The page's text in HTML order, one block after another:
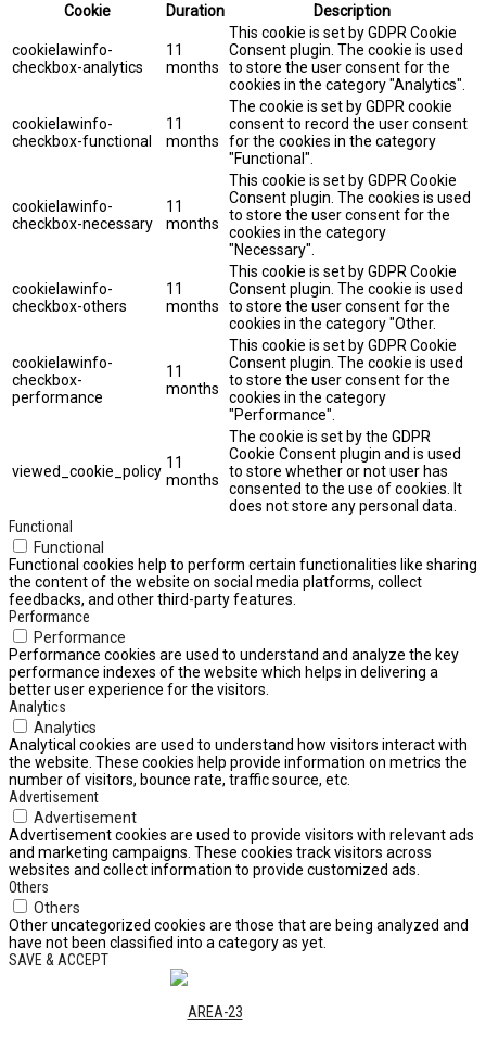
Cookie
Duration Description
cookielawinfo-
checkbox-analytics
11
months
This cookie is set by GDPR Cookie
Consent plugin. The cookie is used
to store the user consent for the
cookies in the category "Analytics".
cookielawinfo-
checkbox-functional
11
months
The cookie is set by GDPR cookie
consent to record the user consent
for the cookies in the category
"Functional".
cookielawinfo-
checkbox-necessary
11
months
This cookie is set by GDPR Cookie
Consent plugin. The cookies is used
to store the user consent for the
cookies in the category
"Necessary".
cookielawinfo-
checkbox-others
11
months
This cookie is set by GDPR Cookie
Consent plugin. The cookie is used
to store the user consent for the
cookies in the category "Other.
cookielawinfo-
checkbox-
performance
11
months
This cookie is set by GDPR Cookie
Consent plugin. The cookie is used
to store the user consent for the
cookies in the category
"Performance".
viewed_cookie_policy 11
months
The cookie is set by the GDPR
Cookie Consent plugin and is used
to store whether or not user has
consented to the use of cookies. It
does not store any personal data.
Functional
Functional
Functional cookies help to perform certain functionalities like sharing
the content of the website on social media platforms, collect
feedbacks, and other third-party features.
Performance
Performance
Performance cookies are used to understand and analyze the key
performance indexes of the website which helps in delivering a
better user experience for the visitors.
Analytics
Analytics
Analytical cookies are used to understand how visitors interact with
the website. These cookies help provide information on metrics the
number of visitors, bounce rate, traffic source, etc.
Advertisement
Advertisement
Advertisement cookies are used to provide visitors with relevant ads
and marketing campaigns. These cookies track visitors across
websites and collect information to provide customized ads.
Others
Others
Other uncategorized cookies are those that are being analyzed and
have not been classified into a category as yet.
SAVE & ACCEPT